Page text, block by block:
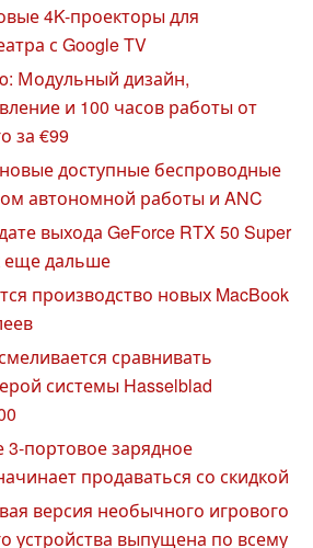
4K-проекторы для
с Google TV
Модульный дизайн,
и 100 часов работы от
за €99
доступные беспроводные
автономной работы и ANC
выхода GeForce RTX 50 Super
еще дальше
производство новых MacBook
сравнивать
системы Hasselblad
портовое зарядное
продаваться со скидкой
версия необычного игрового
устройства выпущена по всему